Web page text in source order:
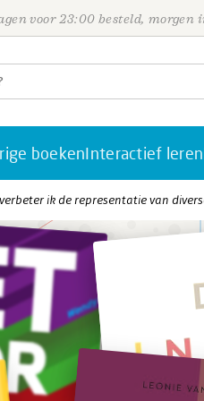
voor 23:00 besteld, morgen
boekenInteractief leren
ik de representatie van